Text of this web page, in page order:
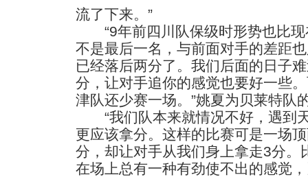
流了下来。”
“9年前四川队保级时形势也比现
不是最后一名，与前面对手的差距
已经落后两分了。我们后面的日子
分，让对手追你的感觉也要好一些
津队还少赛一场。”姚夏为贝莱特队
“我们队本来就情况不好，遇到
更应该拿分。这样的比赛可是一场
分，却让对手从我们身上拿走3分。
在场上总有一种有劲使不出的感觉